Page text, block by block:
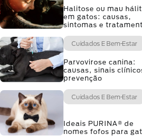
Halitose ou mau
em gatos: causas,
sintomas e
Cuidados E Bem-Estar
Parvovirose canina:
causas, sinais
prevenção
Cuidados E Bem-Estar
Ideais PURINA® de
nomes fofos para